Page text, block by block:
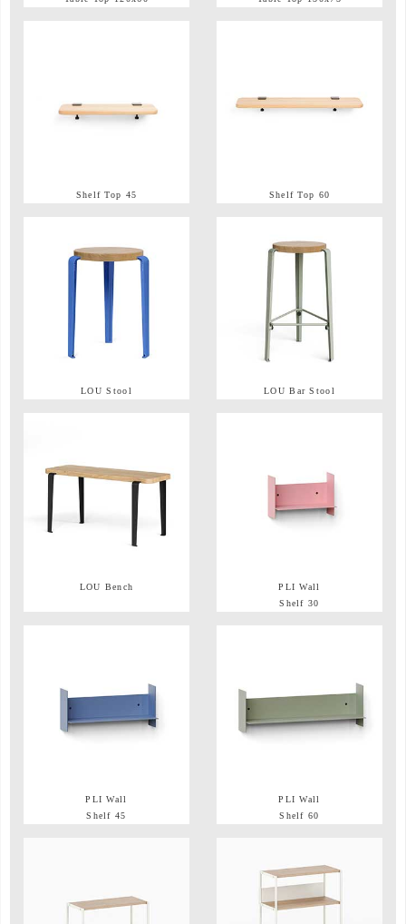
Shelf Top 45 Shelf Top 60
LOU Stool LOU Bar Stool
LOU Bench
PLI Wall
Shelf 30
PLI Wall
Shelf 45
PLI Wall
Shelf 60